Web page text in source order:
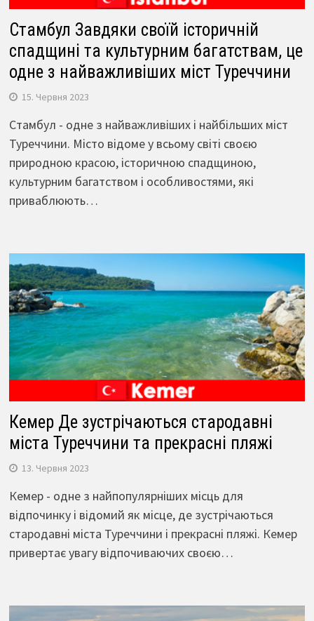
Стамбул Завдяки своїй історичній
спадщині та культурним багатствам, це
одне з найважливіших міст Туреччини
15. Червня 2023
Стамбул - одне з найважливіших і найбільших міст
Туреччини. Місто відоме у всьому світі своєю
природною красою, історичною спадщиною,
культурним багатством і особливостями, які
приваблюють…
Кемер Де зустрічаються стародавні
міста Туреччини та прекрасні пляжі
13. Червня 2023
Кемер - одне з найпопулярніших місць для
відпочинку і відомий як місце, де зустрічаються
стародавні міста Туреччини і прекрасні пляжі. Кемер
привертає увагу відпочиваючих своєю…